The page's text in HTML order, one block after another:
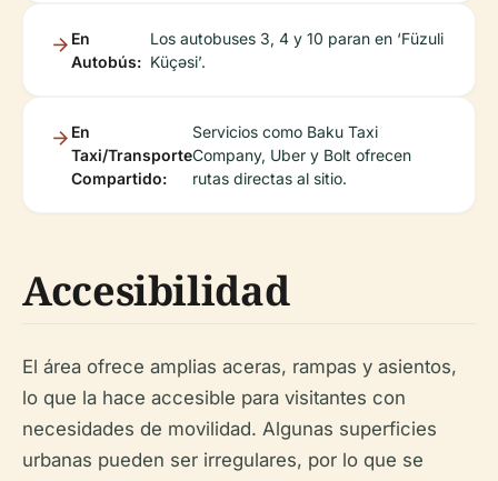
En
Autobús:
Los autobuses 3, 4 y 10 paran en ‘Füzuli
Küçəsi’.
En
Taxi/Transporte
Compartido:
Servicios como Baku Taxi
Company, Uber y Bolt ofrecen
rutas directas al sitio.
Accesibilidad
El área ofrece amplias aceras, rampas y asientos,
lo que la hace accesible para visitantes con
necesidades de movilidad. Algunas superficies
urbanas pueden ser irregulares, por lo que se